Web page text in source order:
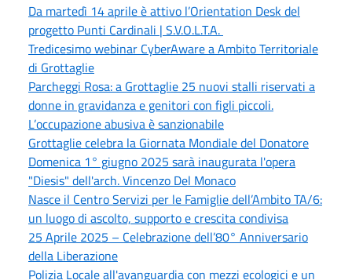
Da martedì 14 aprile è attivo l’Orientation Desk del
progetto Punti Cardinali | S.V.O.L.T.A.
Tredicesimo webinar CyberAware a Ambito Territoriale
di Grottaglie
Parcheggi Rosa: a Grottaglie 25 nuovi stalli riservati a
donne in gravidanza e genitori con figli piccoli.
L’occupazione abusiva è sanzionabile
Grottaglie celebra la Giornata Mondiale del Donatore
Domenica 1° giugno 2025 sarà inaugurata l'opera
"Diesis" dell'arch. Vincenzo Del Monaco
Nasce il Centro Servizi per le Famiglie dell’Ambito TA/6:
un luogo di ascolto, supporto e crescita condivisa
25 Aprile 2025 – Celebrazione dell’80° Anniversario
della Liberazione
Polizia Locale all'avanguardia con mezzi ecologici e un